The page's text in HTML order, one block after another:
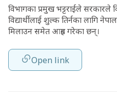
विभागका प्रमुख भट्टराईले सरकारले
विद्यार्थीलाई शुल्क तिर्नका लागि
मिलाउन समेत आग्रह गरेका छन्।
Open link